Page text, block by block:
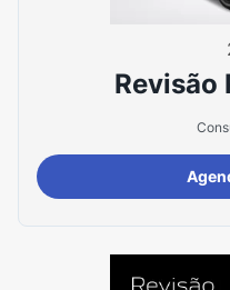
Revisão